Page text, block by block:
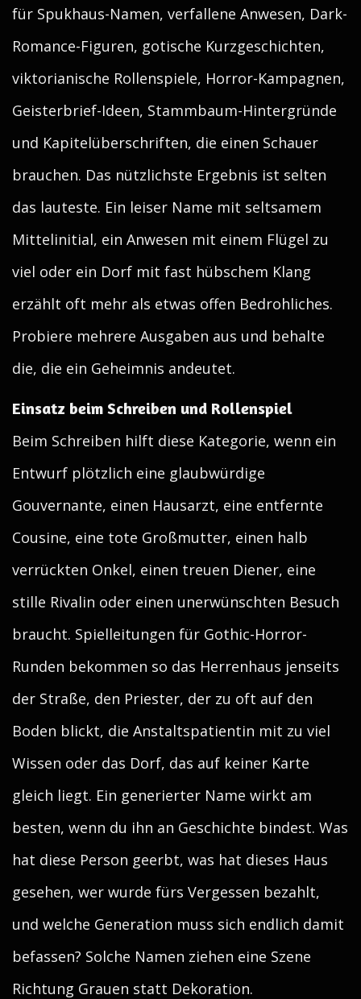
für Spukhaus-Namen, verfallene Anwesen, Dark-
Romance-Figuren, gotische Kurzgeschichten,
viktorianische Rollenspiele, Horror-Kampagnen,
Geisterbrief-Ideen, Stammbaum-Hintergründe
und Kapitelüberschriften, die einen Schauer
brauchen. Das nützlichste Ergebnis ist selten
das lauteste. Ein leiser Name mit seltsamem
Mittelinitial, ein Anwesen mit einem Flügel zu
viel oder ein Dorf mit fast hübschem Klang
erzählt oft mehr als etwas offen Bedrohliches.
Probiere mehrere Ausgaben aus und behalte
die, die ein Geheimnis andeutet.
Einsatz beim Schreiben und Rollenspiel
Beim Schreiben hilft diese Kategorie, wenn ein
Entwurf plötzlich eine glaubwürdige
Gouvernante, einen Hausarzt, eine entfernte
Cousine, eine tote Großmutter, einen halb
verrückten Onkel, einen treuen Diener, eine
stille Rivalin oder einen unerwünschten Besuch
braucht. Spielleitungen für Gothic-Horror-
Runden bekommen so das Herrenhaus jenseits
der Straße, den Priester, der zu oft auf den
Boden blickt, die Anstaltspatientin mit zu viel
Wissen oder das Dorf, das auf keiner Karte
gleich liegt. Ein generierter Name wirkt am
besten, wenn du ihn an Geschichte bindest. Was
hat diese Person geerbt, was hat dieses Haus
gesehen, wer wurde fürs Vergessen bezahlt,
und welche Generation muss sich endlich damit
befassen? Solche Namen ziehen eine Szene
Richtung Grauen statt Dekoration.